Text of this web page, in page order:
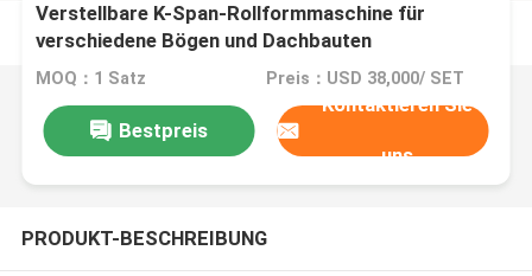
Verstellbare K-Span-Rollformmaschine für
verschiedene Bögen und Dachbauten
MOQ：1 Satz Preis：USD 38,000/ SET
Bestpreis
Kontaktieren Sie
uns
PRODUKT-BESCHREIBUNG